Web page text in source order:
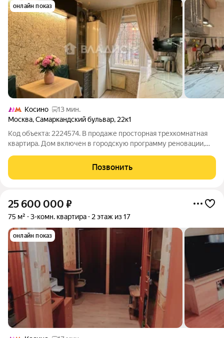
онлайн показ
Косино
13 мин.
Москва,Самаркандский бульвар, 22к1
Код объекта: 2224574. В продаже просторная трехкомнатная
квартира. Дом включен в городскую программу реновации,
Ключевые плюсы покупки под реновацию: 1. Равнозначное
возмещение. Вы получите новую
Позвонить
25 600 000 ₽
75 м² 3-комн. квартира 2 этаж из 17
онлайн показ